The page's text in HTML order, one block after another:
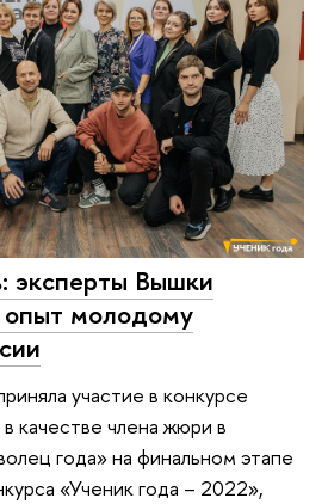
эксперты Вышки
молодому
участие в конкурсе
качестве члена жюри в
года» на финальном этапе
«Ученик года – 2022»,